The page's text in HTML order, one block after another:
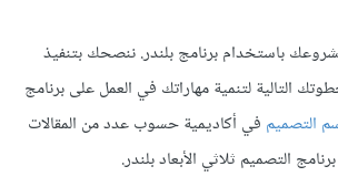
باستخدام برنامج بلندر. ننصحك بتنفيذ
التالية لتنمية مهاراتك في العمل على برنامج
التصميم في أكاديمية حسوب عدد من المقالات
التصميم ثلاثي الأبعاد بلندر.